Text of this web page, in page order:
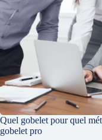
Quel gobelet pour quel
gobelet pro